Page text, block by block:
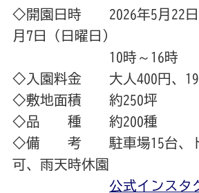
◇開園日時 2026年5月22日
月7日（日曜日）
10時～16時
◇入園料金 大人400円、19
◇敷地面積 約250坪
◇品 種 約200種
◇備 考 駐車場15台、ト
可、雨天時休園
公式インスタ